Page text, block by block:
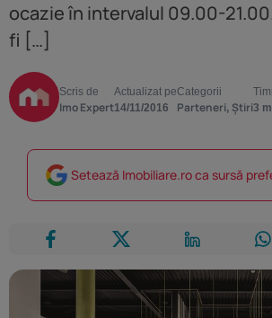
ocazie în intervalul 09.00-
fi […]
Scris de
Imo Expert
Actualizat pe
14/11/2016
Categorii
Parteneri, Știri3
Setează Imobiliare.ro ca sursă